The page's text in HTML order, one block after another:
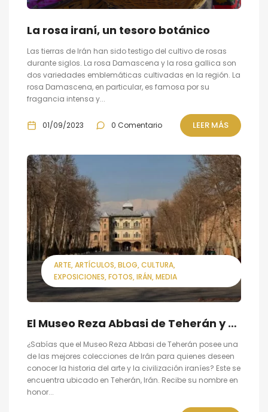
La rosa iraní, un tesoro botánico
Las tierras de Irán han sido testigo del cultivo de rosas
durante siglos. La rosa Damascena y la rosa gallica son
dos variedades emblemáticas cultivadas en la región. La
rosa Damascena, en particular, es famosa por su
fragancia intensa y...
01/09/2023 0 Comentario LEER MÁS
ARTE ARTÍCULOS BLOG CULTURA
EXPOSICIONES FOTOS IRÁN MEDIA
El Museo Reza Abbasi de Teherán y su colección de la historia del arte y la civilización iraníes
¿Sabías que el Museo Reza Abbasi de Teherán posee una
de las mejores colecciones de Irán para quienes deseen
conocer la historia del arte y la civilización iraníes? Este se
encuentra ubicado en Teherán, Irán. Recibe su nombre en
honor...